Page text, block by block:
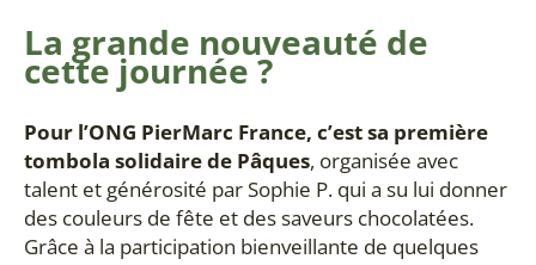
La grande nouveauté de
cette journée ?
Pour l’ONG PierMarc France, c’est sa première
tombola solidaire de Pâques, organisée avec
talent et générosité par Sophie P. qui a su lui donner
des couleurs de fête et des saveurs chocolatées.
Grâce à la participation bienveillante de quelques